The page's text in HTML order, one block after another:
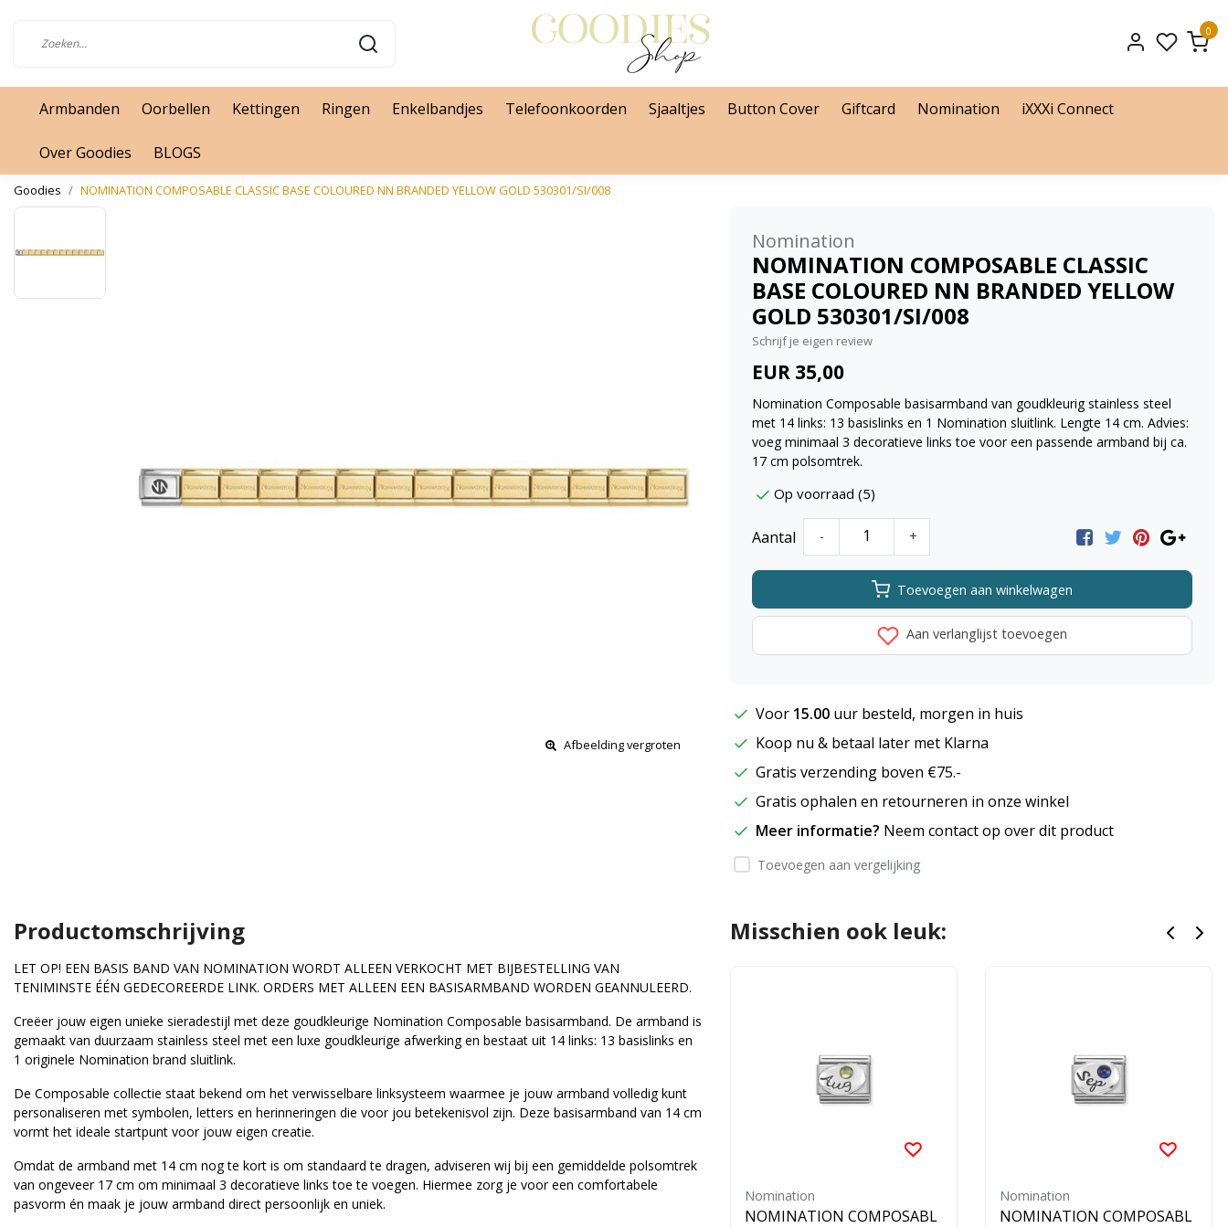
0
Armbanden Oorbellen Kettingen Ringen Enkelbandjes Telefoonkoorden Sjaaltjes Button Cover Giftcard Nomination iXXXi Connect
Over Goodies BLOGS
Goodies NOMINATION COMPOSABLE CLASSIC BASE COLOURED NN BRANDED YELLOW GOLD 530301/SI/008
Afbeelding vergroten
Nomination
NOMINATION COMPOSABLE CLASSIC
BASE COLOURED NN BRANDED YELLOW
GOLD 530301/SI/008
Schrijf je eigen review
EUR 35,00
Nomination Composable basisarmband van goudkleurig stainless steel
met 14 links: 13 basislinks en 1 Nomination sluitlink. Lengte 14 cm. Advies:
voeg minimaal 3 decoratieve links toe voor een passende armband bij ca.
17 cm polsomtrek.
Op voorraad (5)
Aantal - +
Toevoegen aan winkelwagen
Aan verlanglijst toevoegen
Voor 15.00 uur besteld, morgen in huis
Koop nu & betaal later met Klarna
Gratis verzending boven €75.-
Gratis ophalen en retourneren in onze winkel
Meer informatie? Neem contact op over dit product
Toevoegen aan vergelijking
Productomschrijving
LET OP! EEN BASIS BAND VAN NOMINATION WORDT ALLEEN VERKOCHT MET BIJBESTELLING VAN
TENIMINSTE ÉÉN GEDECOREERDE LINK. ORDERS MET ALLEEN EEN BASISARMBAND WORDEN GEANNULEERD.
Creëer jouw eigen unieke sieradestijl met deze goudkleurige Nomination Composable basisarmband. De armband is
gemaakt van duurzaam stainless steel met een luxe goudkleurige afwerking en bestaat uit 14 links: 13 basislinks en
1 originele Nomination brand sluitlink.
De Composable collectie staat bekend om het verwisselbare linksysteem waarmee je jouw armband volledig kunt
personaliseren met symbolen, letters en herinneringen die voor jou betekenisvol zijn. Deze basisarmband van 14 cm
vormt het ideale startpunt voor jouw eigen creatie.
Omdat de armband met 14 cm nog te kort is om standaard te dragen, adviseren wij bij een gemiddelde polsomtrek
van ongeveer 17 cm om minimaal 3 decoratieve links toe te voegen. Hiermee zorg je voor een comfortabele
pasvorm én maak je jouw armband direct persoonlijk en uniek.
Misschien ook leuk:
COMPOSABL
Nomination
NOMINATION COMPOSABL
Nomination Nomination
NOMINATION COMPOSABL
Nomination
NOMINATION COMPOSABL